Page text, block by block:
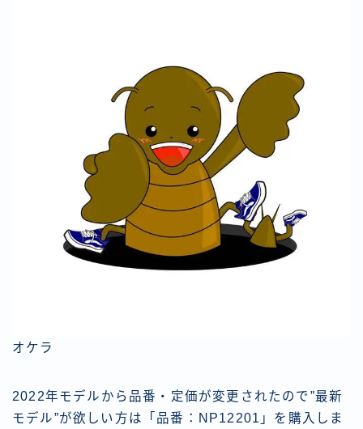
オケラ
2022年モデルから品番・定価が変更されたので”最新
モデル”が欲しい方は「品番：NP12201」を購入しま